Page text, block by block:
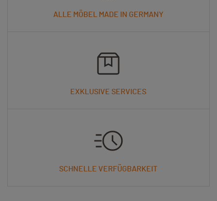
ALLE MÖBEL MADE IN GERMANY
EXKLUSIVE SERVICES
SCHNELLE VERFÜGBARKEIT